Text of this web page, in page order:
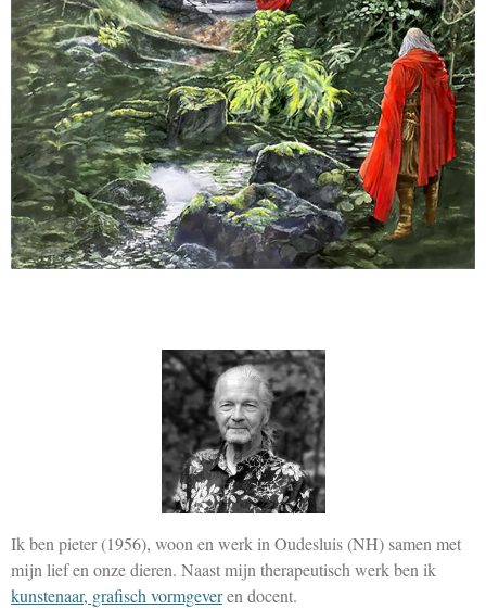
Ik ben pieter (1956), woon en werk in Oudesluis (NH) samen met
mijn lief en onze dieren. Naast mijn therapeutisch werk ben ik
kunstenaar, grafisch vormgeveren docent.